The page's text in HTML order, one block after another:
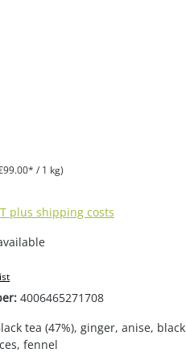
/ 1 kg)
plus shipping costs
4006465271708
tea (47%), ginger, anise,
fennel